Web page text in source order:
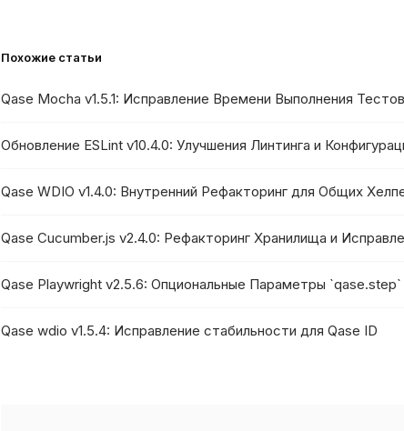
Похожие статьи
Qase Mocha v1.5.1: Исправление Времени Выполнения Тестов
Обновление ESLint v10.4.0: Улучшения Линтинга и
Qase WDIO v1.4.0: Внутренний Рефакторинг для Общих
Qase Cucumber.js v2.4.0: Рефакторинг Хранилища и
Qase Playwright v2.5.6: Опциональные Параметры
Qase wdio v1.5.4: Исправление стабильности для Qase ID